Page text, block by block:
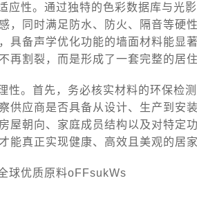
性。通过独特的色彩数据库与光
，同时满足防水、防火、隔音等硬
具备声学优化功能的墙面材料能显
割裂，而是形成了一套完整的居住
。首先，务必核实材料的环保检
供应商是否具备从设计、生产到安
屋朝向、家庭成员结构以及对特定
真正实现健康、高效且美观的居家
球优质原料oFFsukWs